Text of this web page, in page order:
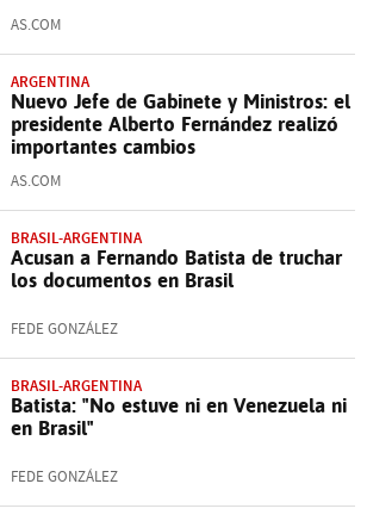
AS.COM
ARGENTINA
Nuevo Jefe de Gabinete y Ministros: el
presidente Alberto Fernández realizó
importantes cambios
AS.COM
BRASIL-ARGENTINA
Acusan a Fernando Batista de truchar
los documentos en Brasil
FEDE GONZÁLEZ
BRASIL-ARGENTINA
Batista: "No estuve ni en Venezuela ni
en Brasil"
FEDE GONZÁLEZ